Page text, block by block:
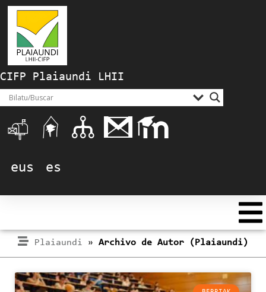
CIFP Plaiaundi LHII
eus es
Plaiaundi » Archivo de Autor (Plaiaundi)